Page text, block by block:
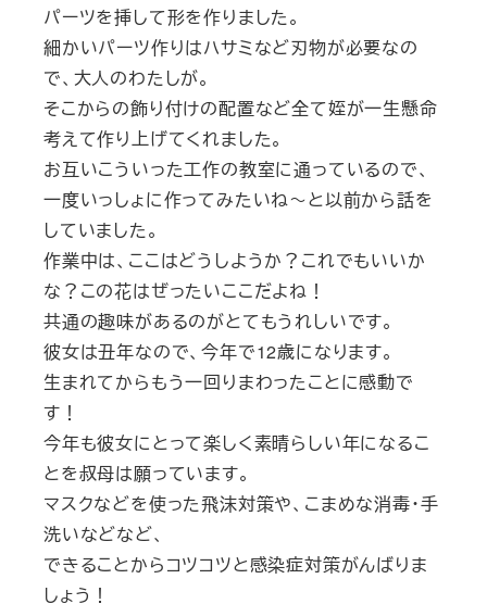
パーツを挿して形を作りました。
細かいパーツ作りはハサミなど刃物が必要なの
で、大人のわたしが。
そこからの飾り付けの配置など全て姪が一生懸命
考えて作り上げてくれました。
お互いこういった工作の教室に通っているので、
一度いっしょに作ってみたいね～と以前から話を
していました。
作業中は、ここはどうしようか？これでもいいか
な？この花はぜったいここだよね！
共通の趣味があるのがとてもうれしいです。
彼女は丑年なので、今年で12歳になります。
生まれてからもう一回りまわったことに感動で
す！
今年も彼女にとって楽しく素晴らしい年になるこ
とを叔母は願っています。
マスクなどを使った飛沫対策や、こまめな消毒・手
洗いなどなど、
できることからコツコツと感染症対策がんばりま
しょう！